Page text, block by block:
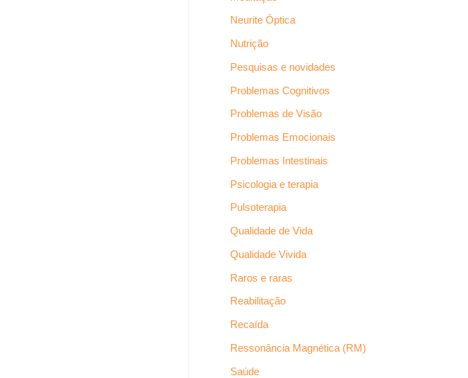
Neurite Óptica
Nutrição
Pesquisas e novidades
Problemas Cognitivos
Problemas de Visão
Problemas Emocionais
Problemas Intestinais
Psicologia e terapia
Pulsoterapia
Qualidade de Vida
Qualidade Vivida
Raros e raras
Reabilitação
Recaída
Ressonância Magnética (RM)
Saúde